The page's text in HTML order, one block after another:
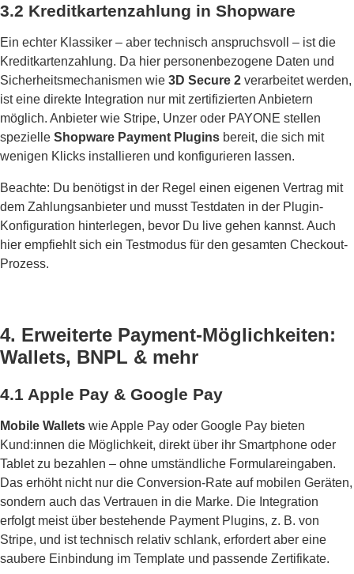
3.2 Kreditkartenzahlung in Shopware
Ein echter Klassiker – aber technisch anspruchsvoll – ist die
Kreditkartenzahlung. Da hier personenbezogene Daten und
Sicherheitsmechanismen wie 3D Secure 2 verarbeitet werden,
ist eine direkte Integration nur mit zertifizierten Anbietern
möglich. Anbieter wie Stripe, Unzer oder PAYONE stellen
spezielle Shopware Payment Plugins bereit, die sich mit
wenigen Klicks installieren und konfigurieren lassen.
Beachte: Du benötigst in der Regel einen eigenen Vertrag mit
dem Zahlungsanbieter und musst Testdaten in der Plugin-
Konfiguration hinterlegen, bevor Du live gehen kannst. Auch
hier empfiehlt sich ein Testmodus für den gesamten Checkout-
Prozess.
4. Erweiterte Payment-Möglichkeiten:
Wallets, BNPL & mehr
4.1 Apple Pay & Google Pay
Mobile Wallets wie Apple Pay oder Google Pay bieten
Kund:innen die Möglichkeit, direkt über ihr Smartphone oder
Tablet zu bezahlen – ohne umständliche Formulareingaben.
Das erhöht nicht nur die Conversion-Rate auf mobilen Geräten,
sondern auch das Vertrauen in die Marke. Die Integration
erfolgt meist über bestehende Payment Plugins, z. B. von
Stripe, und ist technisch relativ schlank, erfordert aber eine
saubere Einbindung im Template und passende Zertifikate.